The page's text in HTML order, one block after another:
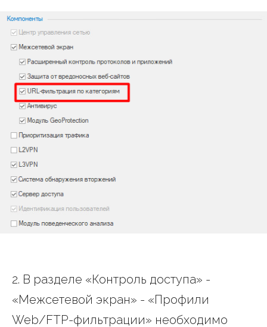
2. В разделе «Контроль доступа» -
«Межсетевой экран» - «Профили
Web/FTP-фильтрации» необходимо